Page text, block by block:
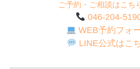
ご予約・ご相談はこち
046-204-
WEB予約フォ
LINE公式はこ